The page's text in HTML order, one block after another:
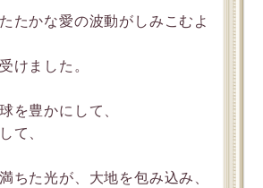
たかな愛の波動がしみこむよ
けました。
を豊かにして、
て、
ちた光が、大地を包み込み、